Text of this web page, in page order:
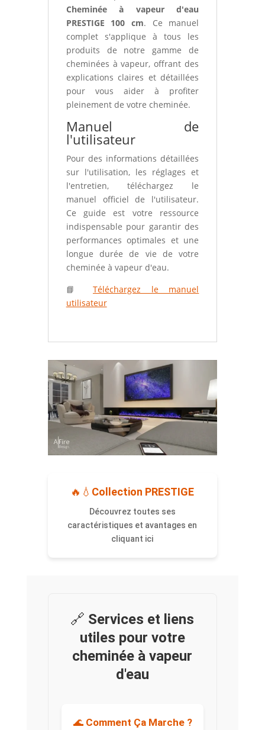
Cheminée à vapeur d'eau
PRESTIGE 100 cm. Ce manuel
complet s'applique à tous les
produits de notre gamme de
cheminées à vapeur, offrant des
explications claires et détaillées
pour vous aider à profiter
pleinement de votre cheminée.
Manuel de
l'utilisateur
Pour des informations détaillées
sur l'utilisation, les réglages et
l'entretien, téléchargez le
manuel officiel de l'utilisateur.
Ce guide est votre ressource
indispensable pour garantir des
performances optimales et une
longue durée de vie de votre
cheminée à vapeur d'eau.
📘 Téléchargez le manuel
utilisateur
🔥💧 Collection PRESTIGE
Découvrez toutes ses
caractéristiques et avantages en
cliquant ici
🔗 Services et liens
utiles pour votre
cheminée à vapeur
d'eau
🌊 Comment Ça Marche ?